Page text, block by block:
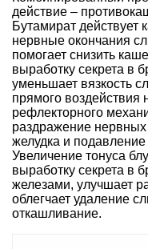
действие –
Бутамират действует
нервные окончания
помогает снизить
выработку секрета в
уменьшает вязкость
прямого воздействия
рефлекторного
раздражение нервных
желудка и
Увеличение тонуса
выработку секрета в
железами, улучшает
облегчает удаление
откашливание.